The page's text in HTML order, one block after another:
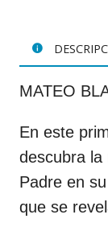
MATEO
En este
descubra la
Padre en
que se